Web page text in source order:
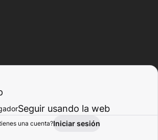
Explorar Actividad
Seguir usando la web
una cuenta?Iniciar sesión